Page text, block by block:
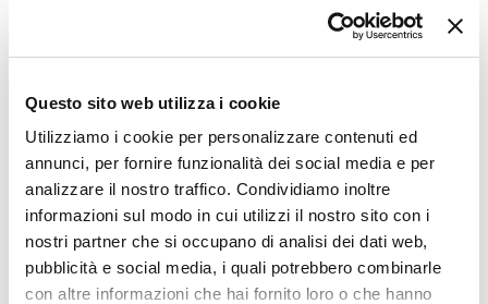
Questo sito web utilizza i cookie
Utilizziamo i cookie per personalizzare contenuti ed
annunci, per fornire funzionalità dei social media e per
analizzare il nostro traffico. Condividiamo inoltre
informazioni sul modo in cui utilizzi il nostro sito con i
nostri partner che si occupano di analisi dei dati web,
pubblicità e social media, i quali potrebbero combinarle
con altre informazioni che hai fornito loro o che hanno